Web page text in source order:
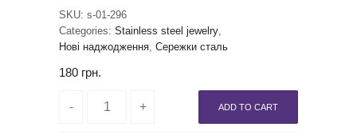
SKU: s-01-296
Categories: Stainless steel jewelry,
Нові наджодження, Сережки сталь
180 грн.
ADD TO CART